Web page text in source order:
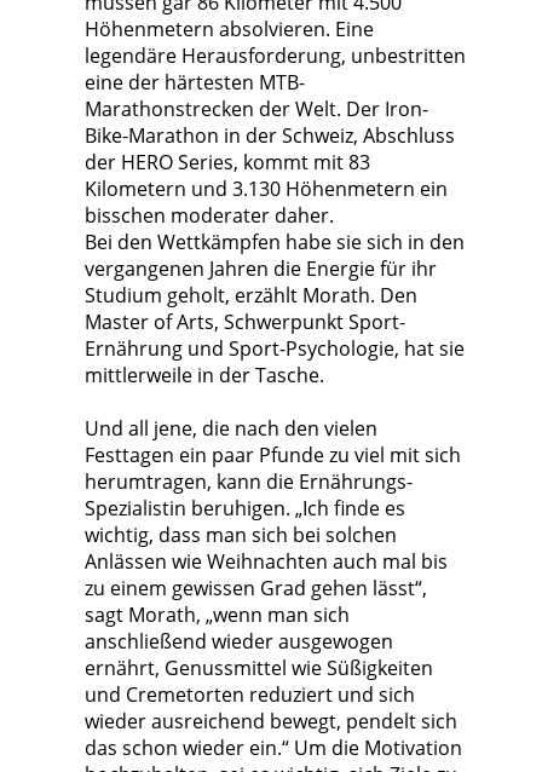
Höhenmetern absolvieren. Eine
legendäre Herausforderung, unbestritten
eine der härtesten MTB-
Marathonstrecken der Welt. Der Iron-
Bike-Marathon in der Schweiz, Abschluss
der HERO Series, kommt mit 83
Kilometern und 3.130 Höhenmetern ein
bisschen moderater daher.
Bei den Wettkämpfen habe sie sich in den
vergangenen Jahren die Energie für ihr
Studium geholt, erzählt Morath. Den
Master of Arts, Schwerpunkt Sport-
Ernährung und Sport-Psychologie, hat sie
mittlerweile in der Tasche.
Und all jene, die nach den vielen
Festtagen ein paar Pfunde zu viel mit sich
herumtragen, kann die Ernährungs-
Spezialistin beruhigen. „Ich finde es
wichtig, dass man sich bei solchen
Anlässen wie Weihnachten auch mal bis
zu einem gewissen Grad gehen lässt“,
sagt Morath, „wenn man sich
anschließend wieder ausgewogen
ernährt, Genussmittel wie Süßigkeiten
und Cremetorten reduziert und sich
wieder ausreichend bewegt, pendelt sich
das schon wieder ein.“ Um die Motivation